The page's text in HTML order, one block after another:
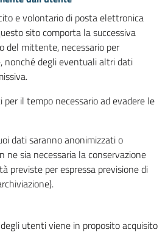
e volontario di posta elettronica
sito comporta la successiva
del mittente, necessario per
nonché degli eventuali altri dati
il tempo necessario ad evadere le
dati saranno anonimizzati o
ne sia necessaria la conservazione
previste per espressa previsione di
utenti viene in proposito acquisito